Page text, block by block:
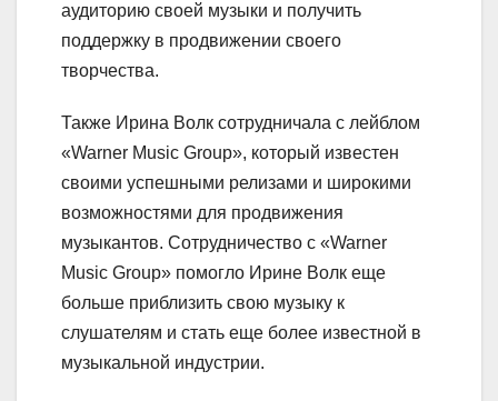
аудиторию своей музыки и получить
поддержку в продвижении своего
творчества.
Также Ирина Волк сотрудничала с лейблом
«Warner Music Group», который известен
своими успешными релизами и широкими
возможностями для продвижения
музыкантов. Сотрудничество с «Warner
Music Group» помогло Ирине Волк еще
больше приблизить свою музыку к
слушателям и стать еще более известной в
музыкальной индустрии.